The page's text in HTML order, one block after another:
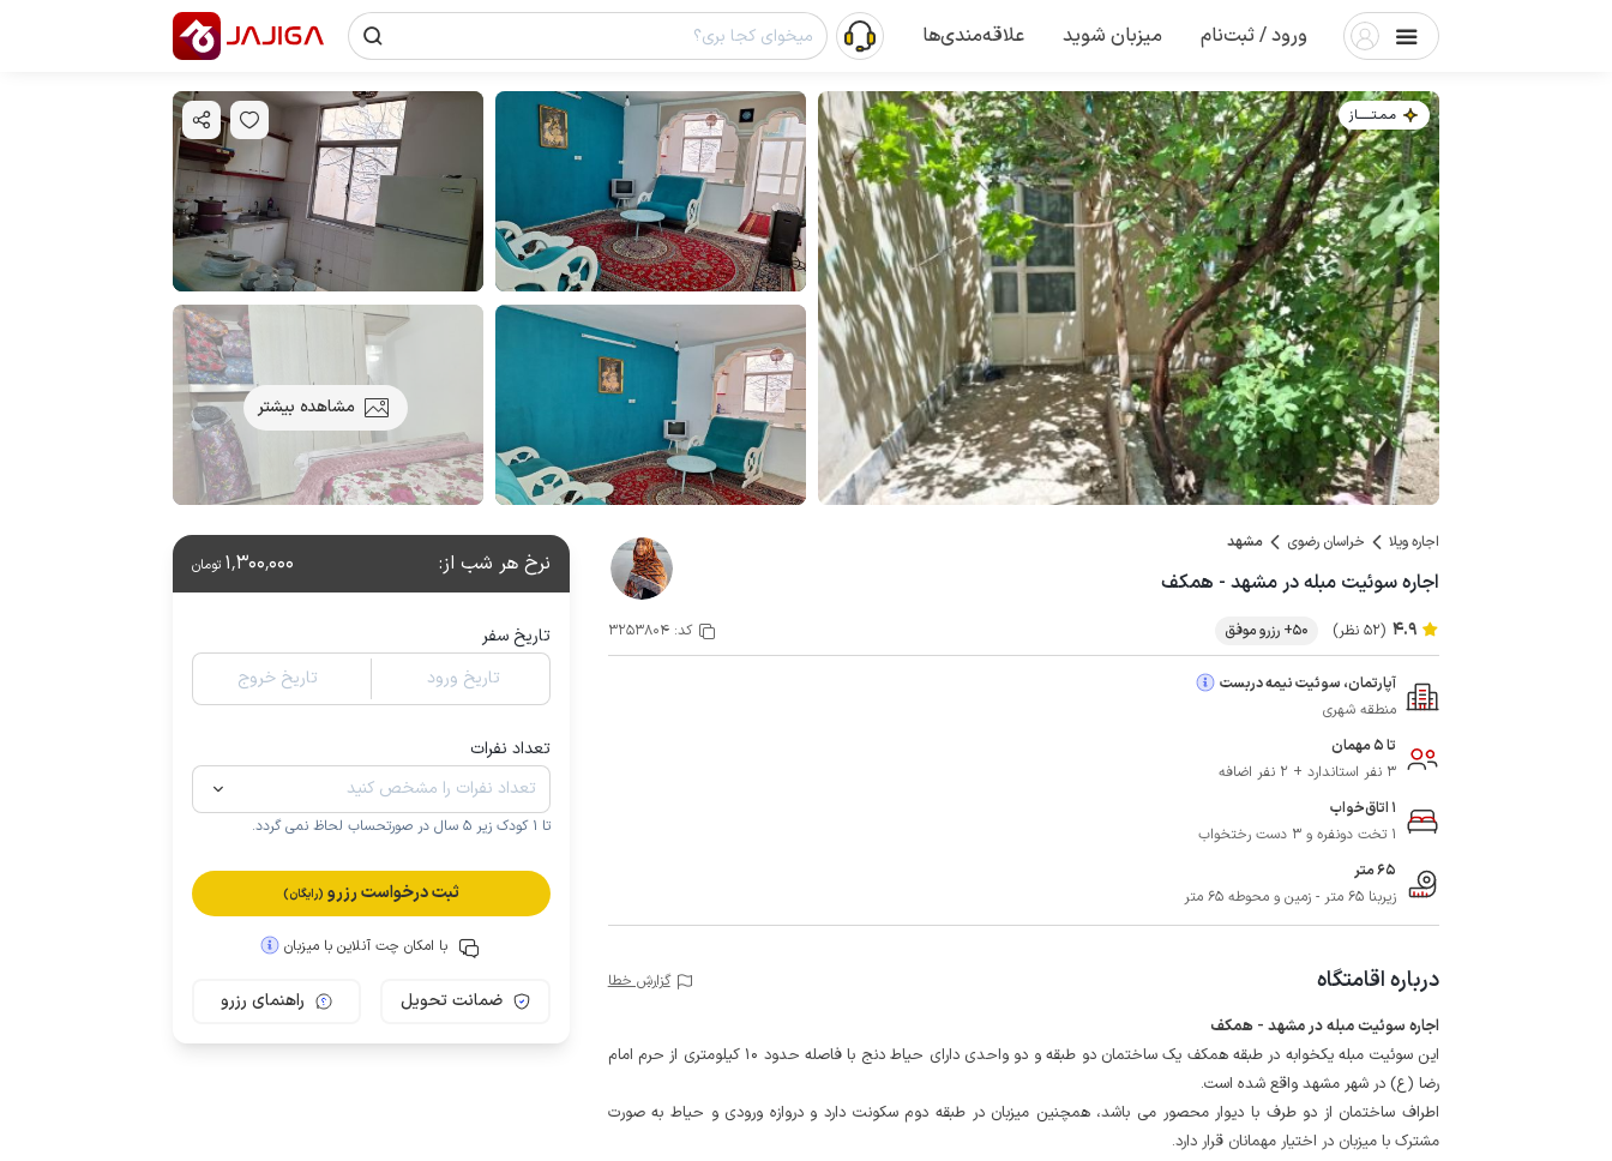
ورود / ثبت‌نام میزبان شوید علاقه‌مندی‌ها
مـمـتــــــاز
مشاهده بیشتر
اجاره ویلا خراسان رضوی مشهد
اجاره سوئیت مبله در مشهد - همکف
4.9 (52 نظر) 50+ رزرو موفق کد:3253804
آپارتمان، سوئیت نیمه دربست
منطقه شهری
تا 5 مهمان
3 نفر استاندارد + 2 نفر اضافه
1 اتاق‌خواب
1 تخت دونفره و 3 دست رختخواب
65 متر
زیربنا 65 متر - زمین و محوطه 65 متر
درباره اقامتگاه گزارش خطا
اجاره سوئیت مبله در مشهد - همکف
این سوئیت مبله یکخوابه در طبقه همکف یک ساختمان دو طبقه و دو واحدی دارای حیاط دنج با فاصله حدود 10 کیلومتری از حرم امام
رضا (ع) در شهر مشهد واقع شده است.
اطراف ساختمان از دو طرف با دیوار محصور می باشد، همچنین میزبان در طبقه دوم سکونت دارد و دروازه ورودی و حیاط به صورت
مشترک با میزبان در اختیار مهمانان قرار دارد.
نرخ هر شب از: 1٬300٬000 تومان
تاریخ سفر
تاریخ ورود
تاریخ خروج
تعداد نفرات
تا 1 کودک زیر 5 سال در صورتحساب لحاظ نمی گردد.
ثبت درخواست رزرو (رایگان)
با امکان چت آنلاین با میزبان
ضمانت تحویل راهنمای رزرو